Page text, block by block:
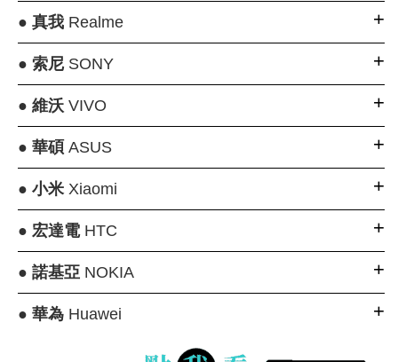
● 真我Realme
● 索尼SONY
● 維沃VIVO
● 華碩 ASUS
● 小米Xiaomi
● 宏達電HTC
● 諾基亞NOKIA
● 華為Huawei